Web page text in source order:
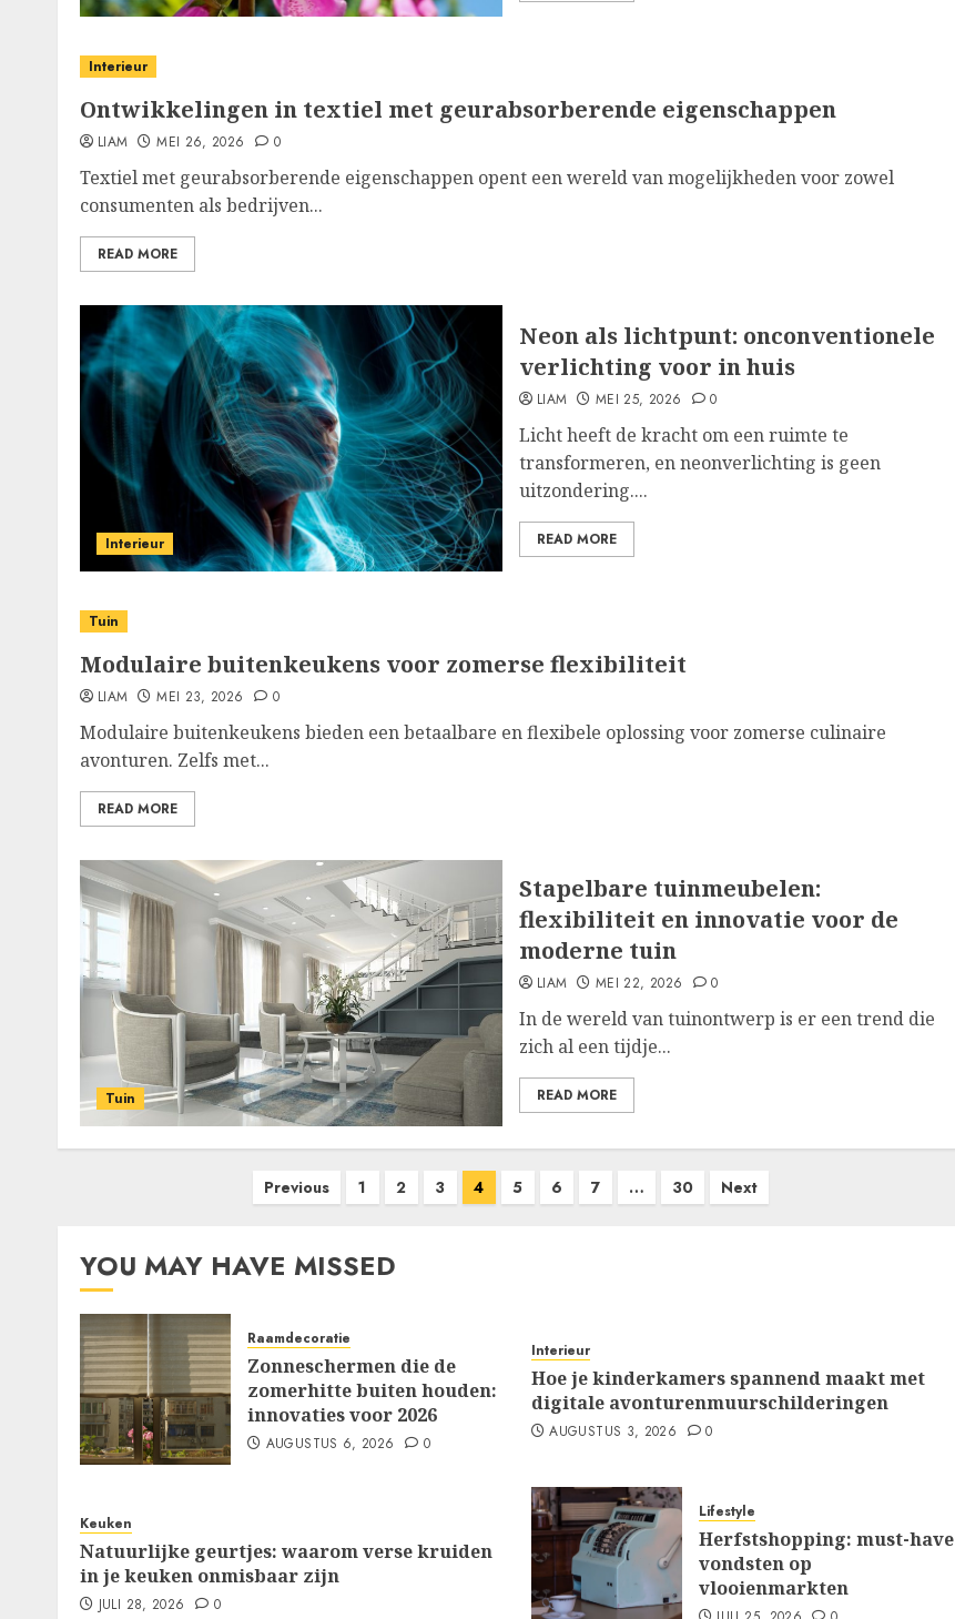
Interieur
Ontwikkelingen in textiel met geurabsorberende eigenschappen
LIAM MEI 26, 2026 0
Textiel met geurabsorberende eigenschappen opent een wereld van mogelijkheden voor zowel
consumenten als bedrijven...
READ MORE
Interieur
Neon als lichtpunt: onconventionele
verlichting voor in huis
LIAM MEI 25, 2026 0
Licht heeft de kracht om een ruimte te
transformeren, en neonverlichting is geen
uitzondering....
READ MORE
Tuin
Modulaire buitenkeukens voor zomerse flexibiliteit
LIAM MEI 23, 2026 0
Modulaire buitenkeukens bieden een betaalbare en flexibele oplossing voor zomerse culinaire
avonturen. Zelfs met...
READ MORE
Tuin
Stapelbare tuinmeubelen:
flexibiliteit en innovatie voor de
moderne tuin
LIAM MEI 22, 2026 0
In de wereld van tuinontwerp is er een trend die
zich al een tijdje...
READ MORE
Previous 1 2 3 4 5 6 7 … 30 Next
YOU MAY HAVE MISSED
Raamdecoratie
Zonneschermen die de
zomerhitte buiten houden:
innovaties voor 2026
AUGUSTUS 6, 2026 0
Interieur
Hoe je kinderkamers spannend maakt met
digitale avonturenmuurschilderingen
AUGUSTUS 3, 2026 0
Keuken
Natuurlijke geurtjes: waarom verse kruiden
in je keuken onmisbaar zijn
JULI 28, 2026 0
Lifestyle
Herfstshopping: must-have
vondsten op
vlooienmarkten